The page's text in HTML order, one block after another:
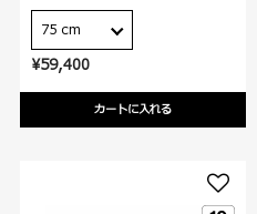
¥59,400
カートに入れる
75 cm